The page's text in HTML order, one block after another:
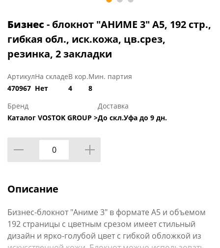
Бизнес - блокнот "АНИМЕ 3" А5, 192 стр.,
гибкая обл., иск.кожа, цв.срез,
резинка, 2 закладки
Артикул
470967
На складе
Нет
В кор.
4
Мин. партия
8
Бренд
Каталог VOSTOK GROUP >
Доставка
До скл.Уфа до 9 дн.
Описание
Бизнес-блокнот "Аниме 3" в формате А5 и объемом
192 страницы с цветным срезом имеет стильный
дизайн и ярко-голубой цвет с гибкой обложкой из